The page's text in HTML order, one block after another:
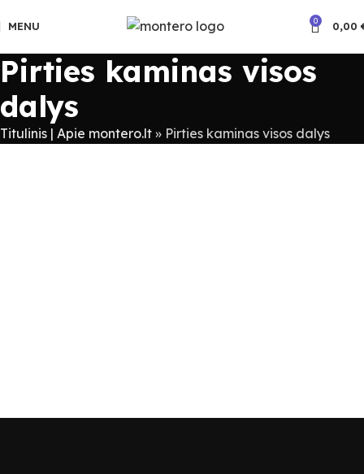
MENU 0 0,00
Pirties kaminas visos
dalys
Titulinis | Apie montero.lt » Pirties kaminas visos dalys